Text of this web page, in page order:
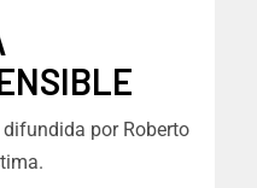
por Roberto